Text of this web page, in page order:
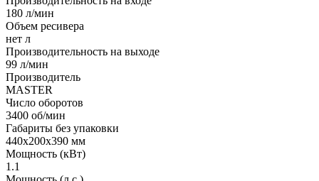
180 л/мин
Объем ресивера
нет л
Производительность на выходе
99 л/мин
Производитель
MASTER
Число оборотов
3400 об/мин
Габариты без упаковки
440х200х390 мм
Мощность (кВт)
1.1